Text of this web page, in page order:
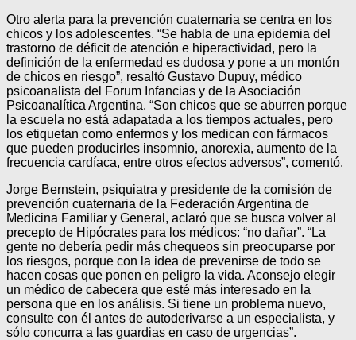
Otro alerta para la prevención cuaternaria se centra en los
chicos y los adolescentes. “Se habla de una epidemia del
trastorno de déficit de atención e hiperactividad, pero la
definición de la enfermedad es dudosa y pone a un montón
de chicos en riesgo”, resaltó Gustavo Dupuy, médico
psicoanalista del Forum Infancias y de la Asociación
Psicoanalítica Argentina. “Son chicos que se aburren porque
la escuela no está adapatada a los tiempos actuales, pero
los etiquetan como enfermos y los medican con fármacos
que pueden producirles insomnio, anorexia, aumento de la
frecuencia cardíaca, entre otros efectos adversos”, comentó.
Jorge Bernstein, psiquiatra y presidente de la comisión de
prevención cuaternaria de la Federación Argentina de
Medicina Familiar y General, aclaró que se busca volver al
precepto de Hipócrates para los médicos: “no dañar”. “La
gente no debería pedir más chequeos sin preocuparse por
los riesgos, porque con la idea de prevenirse de todo se
hacen cosas que ponen en peligro la vida. Aconsejo elegir
un médico de cabecera que esté más interesado en la
persona que en los análisis. Si tiene un problema nuevo,
consulte con él antes de autoderivarse a un especialista, y
sólo concurra a las guardias en caso de urgencias”.